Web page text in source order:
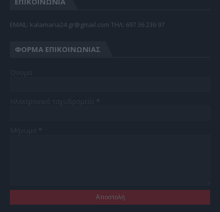
EMAIL: kalamaria24.gr@gmail.com TΗΛ: 697 36 236 97
ΦΌΡΜΑ ΕΠΙΚΟΙΝΩΝΊΑΣ